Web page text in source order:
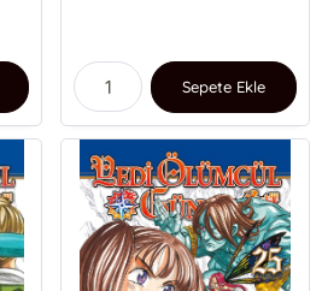
Sepete Ekle